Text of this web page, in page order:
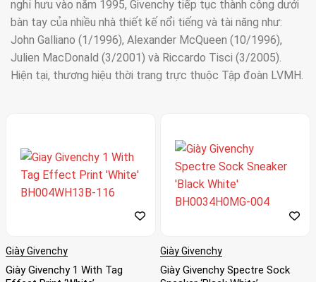
nghỉ hưu vào năm 1995, Givenchy tiếp tục thành công dưới
bàn tay của nhiều nhà thiết kế nổi tiếng và tài năng như:
John Galliano (1/1996), Alexander McQueen (10/1996),
Julien MacDonald (3/2001) và Riccardo Tisci (3/2005).
Hiện tại, thương hiệu thời trang trực thuộc Tập đoàn LVMH.
thiết kế giày dép của họ, tạo nên một sản phẩm với phong
cách riêng và tinh tế.
Chất liệu cao cấp:
Givenchy sử dụng các chất liệu chất lượng cao như da bò,
lượng tốt nhất.
Giày Givenchy
Giày Givenchy 1 With Tag
Giày Givenchy
Giày Givenchy Spectre Sock